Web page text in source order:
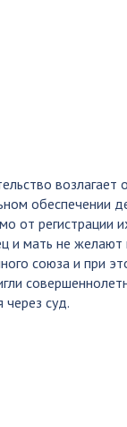
возлагает
обеспечении
от регистрации
и мать не
союза и при
суд.